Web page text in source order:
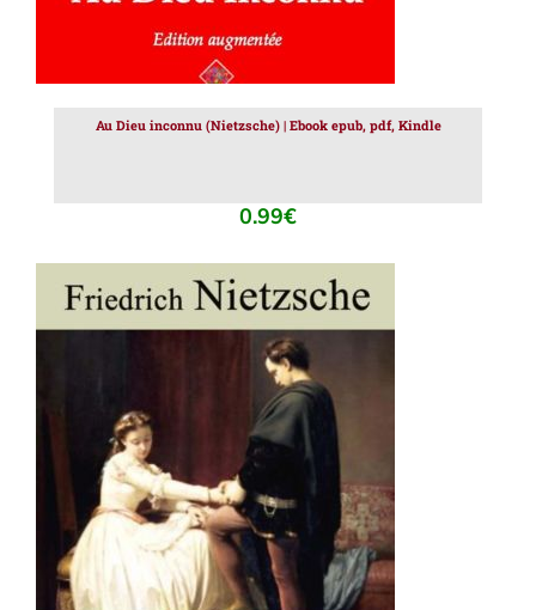
Au Dieu inconnu (Nietzsche) | Ebook epub, pdf, Kindle
0.99€
AJOUTER AU PANIER / DÉTAILS